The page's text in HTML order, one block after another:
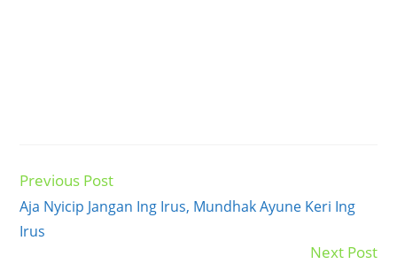
Read
articles
Previous Post
Aja Nyicip Jangan Ing Irus, Mundhak Ayune Keri Ing
Irus
Next Post